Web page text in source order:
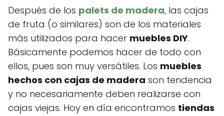
Después de los palets de madera, las cajas
de fruta (o similares) son de los materiales
más utilizados para hacer muebles DIY.
Básicamente podemos hacer de todo con
ellos, pues son muy versátiles. Los muebles
hechos con cajas de madera son tendencia
y no necesariamente deben realizarse con
cajas viejas. Hoy en día encontramos tiendas